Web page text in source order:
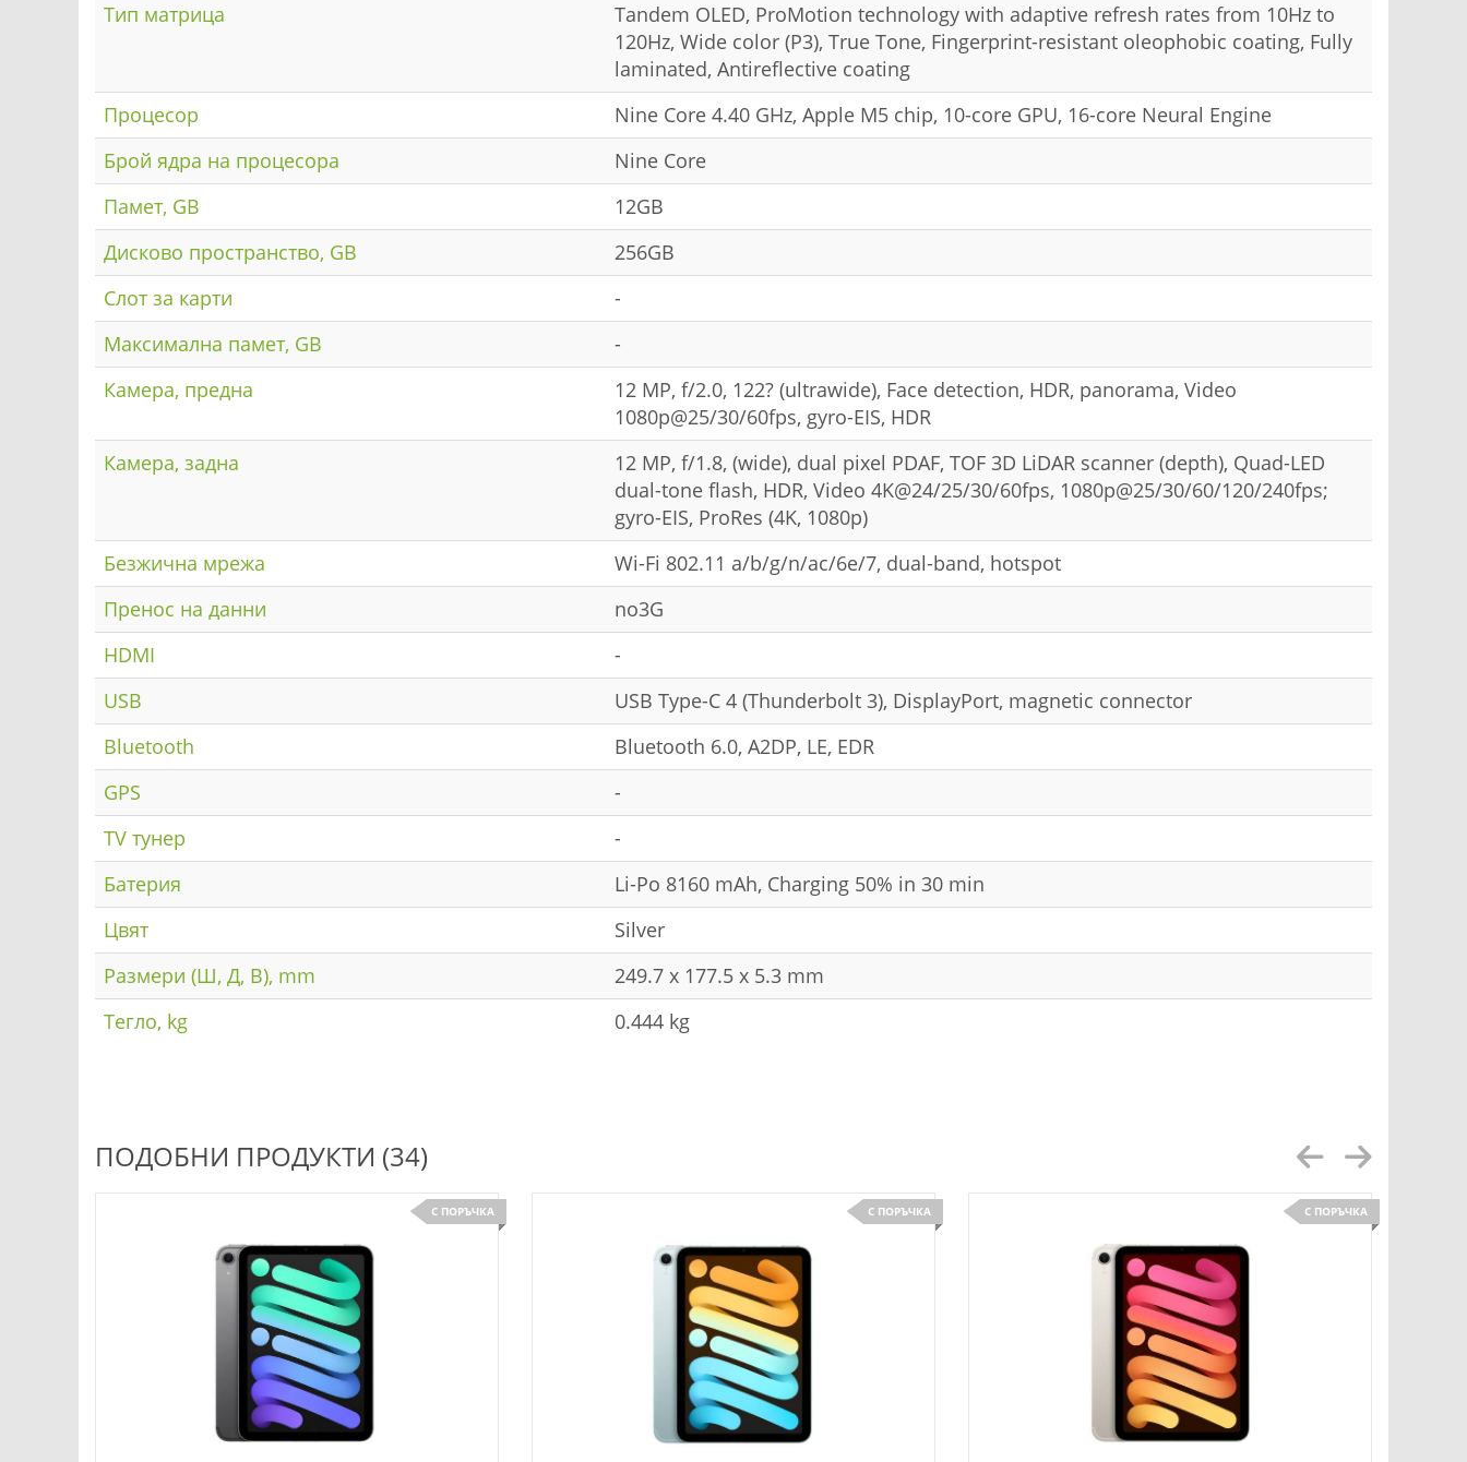
Тип матрица
Tandem OLED, ProMotion technology with adaptive refresh rates from 10Hz to
120Hz, Wide color (P3), True Tone, Fingerprint-resistant oleophobic coating, Fully
laminated, Antireflective coating
Процесор
Nine Core 4.40 GHz, Apple M5 chip, 10-core GPU, 16-core Neural Engine
Брой ядра на процесора
Nine Core
Памет, GB
12GB
Дисково пространство, GB
256GB
Слот за карти
-
Максимална памет, GB
-
Камера, предна
12 MP, f/2.0, 122? (ultrawide), Face detection, HDR, panorama, Video
1080p@25/30/60fps, gyro-EIS, HDR
Камера, задна
12 MP, f/1.8, (wide), dual pixel PDAF, TOF 3D LiDAR scanner (depth), Quad-LED
dual-tone flash, HDR, Video 4K@24/25/30/60fps, 1080p@25/30/60/120/240fps;
gyro-EIS, ProRes (4K, 1080p)
Безжична мрежа
Wi-Fi 802.11 a/b/g/n/ac/6e/7, dual-band, hotspot
Пренос на данни
no3G
HDMI
-
USB
USB Type-C 4 (Thunderbolt 3), DisplayPort, magnetic connector
Bluetooth
Bluetooth 6.0, A2DP, LE, EDR
GPS
-
TV тунер
-
Батерия
Li-Po 8160 mAh, Charging 50% in 30 min
Цвят
Silver
Размери (Ш, Д, В), mm
249.7 x 177.5 x 5.3 mm
Тегло, kg
0.444 kg
ПОДОБНИ ПРОДУКТИ (34)
С ПОРЪЧКА С ПОРЪЧКА С ПОРЪЧКА